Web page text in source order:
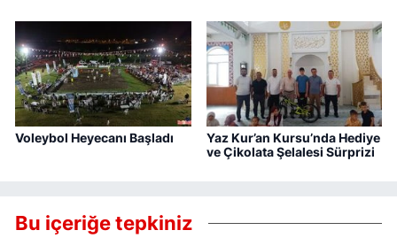
Voleybol Heyecanı Başladı
Yaz Kur’an Kursu’nda Hediye
ve Çikolata Şelalesi Sürprizi
Bu içeriğe tepkiniz